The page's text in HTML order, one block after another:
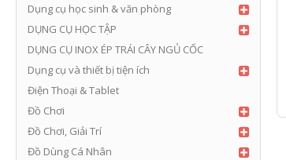
Dụng cụ học sinh & văn phòng
DỤNG CỤ HỌC TẬP
DỤNG CỤ INOX ÉP TRÁI CÂY NGỦ CỐC
Dụng cụ và thiết bị tiện ích
Điện Thoại & Tablet
Đồ Chơi
Đồ Chơi, Giải Trí
Đồ Dùng Cá Nhân